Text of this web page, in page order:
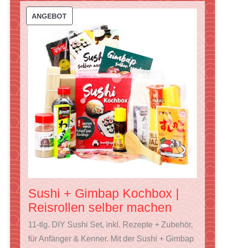
ANGEBOTP
R
O
D
U
K
T
I
M
A
N
B
O
T
Sushi + Gimbap Kochbox |
Reisrollen selber machen
11-tlg. DIY Sushi Set, inkl. Rezepte + Zubehör,
für Anfänger & Kenner. Mit der Sushi + Gimbap